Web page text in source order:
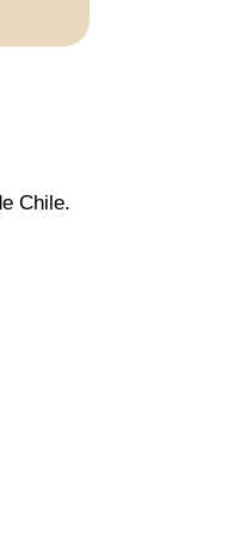
Chile.